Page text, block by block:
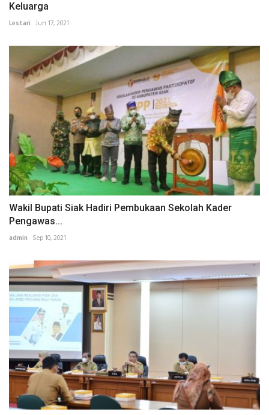
Keluarga
Lestari Jun 17, 2021
Wakil Bupati Siak Hadiri Pembukaan Sekolah Kader
Pengawas...
admin Sep 10, 2021